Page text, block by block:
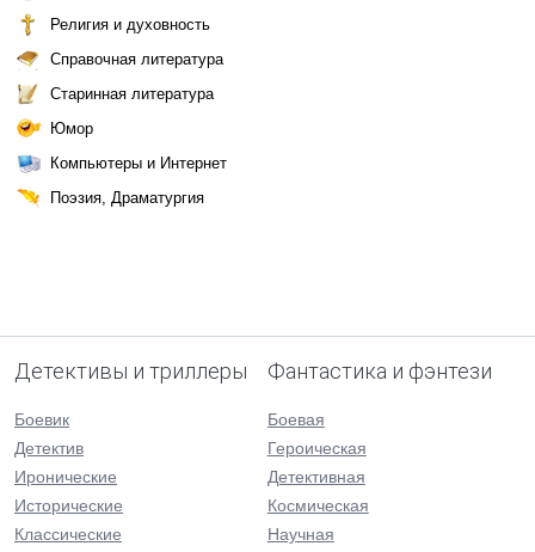
Религия и духовность
Справочная литература
Старинная литература
Юмор
Компьютеры и Интернет
Поэзия, Драматургия
Детективы и триллеры
Боевик
Детектив
Иронические
Исторические
Классические
Фантастика и фэнтези
Боевая
Героическая
Детективная
Космическая
Научная